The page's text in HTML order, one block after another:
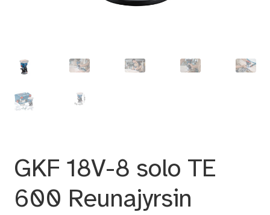
GKF 18V-8 solo TE
600 Reunajyrsin